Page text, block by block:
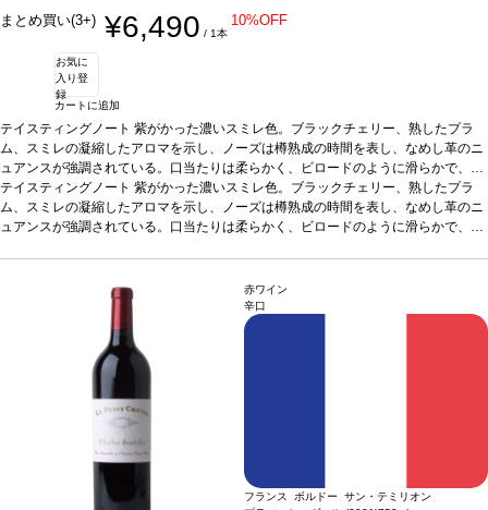
まとめ買い(3+) ¥6,490 / 1本
10%OFF
お気に
入り登
録
カートに追加
テイスティングノート 紫がかった濃いスミレ色。ブラックチェリー、熟したプラ
ム、スミレの凝縮したアロマを示し、ノーズは樽熟成の時間を表し、なめし革のニ
ュアンスが強調されている。口当たりは柔らかく、ビロードのように滑らかで、爽
やかな酸味と熟したタンニンを持ち、後味は甘くスパイシーでビターなカカオが感
じられる。合う料理パスタ、赤肉、チーズなどと好相性葡萄品種 100% マルベッ
ク*本ヴィンテージが在庫切れの場合、在庫があり価格が同様の場合は自動的に次
テイスティングノート 紫がかった濃いスミレ色。ブラックチェリー、熟したプラ
ム、スミレの凝縮したアロマを示し、ノーズは樽熟成の時間を表し、なめし革のニ
ュアンスが強調されている。口当たりは柔らかく、ビロードのように滑らかで、爽
*本ヴィンテージが在庫切れの場合、在庫があり価格が同様の場合は自動的に次
のヴィンテージに変更されますのでご了承ください。
赤ワイン
辛口
フランス ボルドー サン・テミリオン